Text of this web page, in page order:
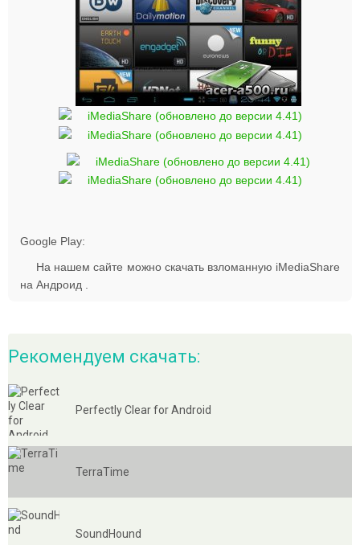
Google Play:
На нашем сайте можно скачать взломанную iMediaShare
на Андроид .
Рекомендуем скачать:
Perfectly Clear for Android
TerraTime
SoundHound